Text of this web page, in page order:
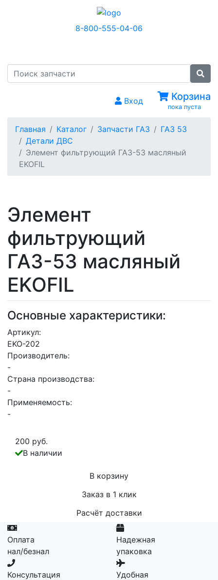
8-800-555-04-06
Вход Корзина
пока пуста
Главная Каталог Запчасти ГАЗ
ГАЗ 53
Детали ДВС
Элемент фильтрующий ГАЗ-53 масляный
EKOFIL
Элемент
фильтрующий
ГАЗ-53 масляный
EKOFIL
Основные характеристики:
Артикул:
EKO-202
Производитель:
-
Страна производства:
-
Применяемость:
-
200 руб.
В наличии
В корзину
Заказ в 1 клик
Расчёт доставки
Оплата
нал/безнал
Надежная
упаковка
Консультация
Удобная